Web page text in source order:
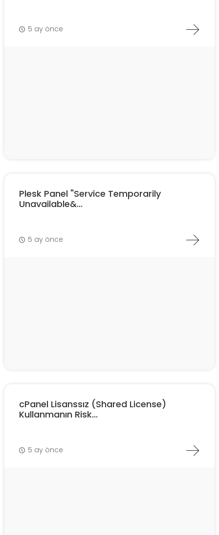
5 ay önce
Plesk Panel "Service Temporarily
Unavailable&...
5 ay önce
cPanel Lisanssız (Shared License)
Kullanmanın Risk...
5 ay önce